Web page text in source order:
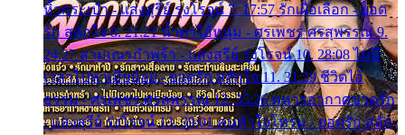
หิ้วกระเป๋า - แสงสุรีย์ รุ่งโรจน์ 7. 17:57 รักเผื่อเลือก - ยอด
รัก สลักใจ 8. 21:21 น้ำตาไอ้หนุ่ม - ศรเพชร ศรสุพรรณ 9.
24:27 สามเณรกำพร้า - แสงสุรีย์ รุ่งโรจน์ 10. 28:08 ไม่มี
เวลาไปหาเมียน้อย - ยอดรัก สลักใจ 11. 31:29 ชีวิตไอ้
ธรรม - ศรเพชร ศรสุพรรณ 12. 35:26 ทหารอากาศขาดรัก
- แสงสุรีย์ รุ่งโรจน์ 13. 39:01 คนหัวใจโทรม - ยอดรัก สลัก